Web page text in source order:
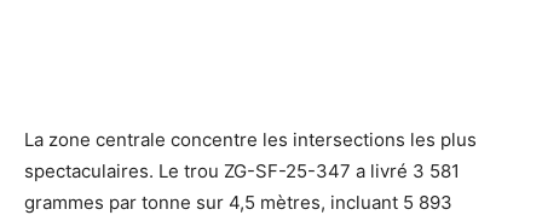
La zone centrale concentre les intersections les plus
spectaculaires. Le trou ZG-SF-25-347 a livré 3 581
grammes par tonne sur 4,5 mètres, incluant 5 893